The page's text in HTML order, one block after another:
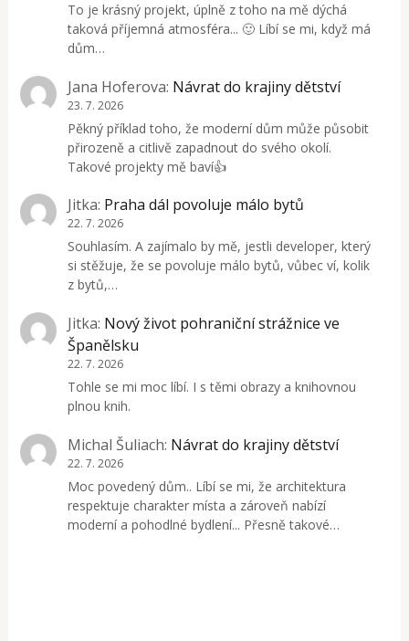
To je krásný projekt, úplně z toho na mě dýchá
taková příjemná atmosféra... 🙂 Líbí se mi, když má
dům…
Jana Hoferova: Návrat do krajiny dětství
23. 7. 2026
Pěkný příklad toho, že moderní dům může působit
přirozeně a citlivě zapadnout do svého okolí.
Takové projekty mě baví👍
Jitka: Praha dál povoluje málo bytů
22. 7. 2026
Souhlasím. A zajímalo by mě, jestli developer, který
si stěžuje, že se povoluje málo bytů, vůbec ví, kolik
z bytů,…
Jitka: Nový život pohraniční strážnice ve
Španělsku
22. 7. 2026
Tohle se mi moc líbí. I s těmi obrazy a knihovnou
plnou knih.
Michal Šuliach: Návrat do krajiny dětství
22. 7. 2026
Moc povedený dům.. Líbí se mi, že architektura
respektuje charakter místa a zároveň nabízí
moderní a pohodlné bydlení... Přesně takové…